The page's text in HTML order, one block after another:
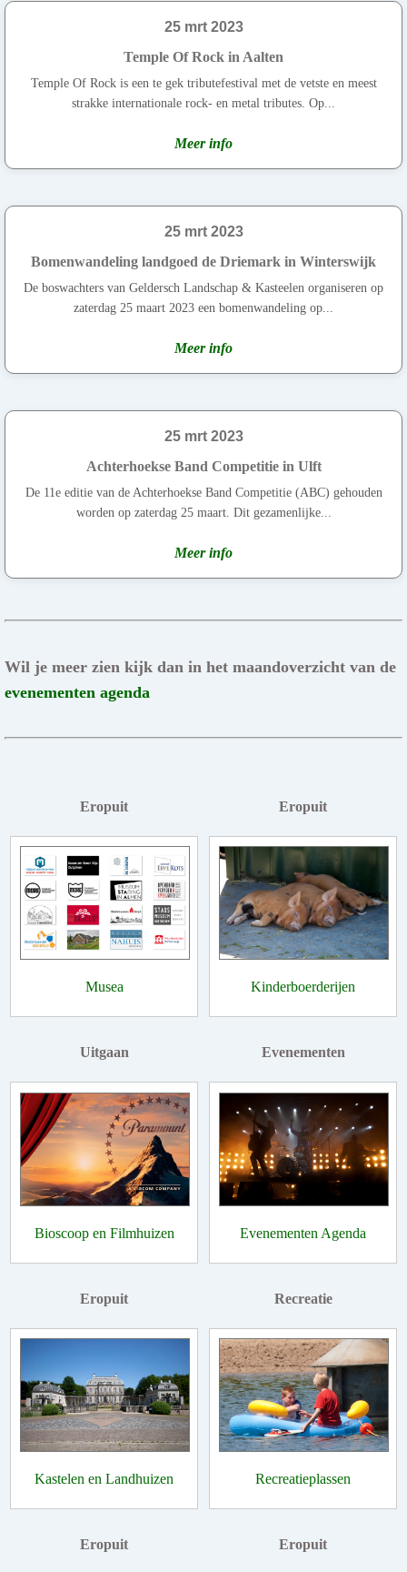
25 mrt 2023
Temple Of Rock in Aalten
Temple Of Rock is een te gek tributefestival met de vetste en meest
strakke internationale rock- en metal tributes. Op...
Meer info
25 mrt 2023
Bomenwandeling landgoed de Driemark in Winterswijk
De boswachters van Geldersch Landschap & Kasteelen organiseren op
zaterdag 25 maart 2023 een bomenwandeling op...
Meer info
25 mrt 2023
Achterhoekse Band Competitie in Ulft
De 11e editie van de Achterhoekse Band Competitie (ABC) gehouden
worden op zaterdag 25 maart. Dit gezamenlijke...
Meer info
Wil je meer zien kijk dan in het maandoverzicht van de
evenementen agenda
Eropuit
Musea
Eropuit
Kinderboerderijen
Uitgaan
Bioscoop en Filmhuizen
Evenementen
Evenementen Agenda
Eropuit
Kastelen en Landhuizen
Recreatie
Recreatieplassen
Eropuit Eropuit